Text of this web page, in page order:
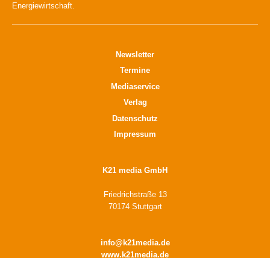
Energiewirtschaft.
Newsletter
Termine
Mediaservice
Verlag
Datenschutz
Impressum
K21 media GmbH
Friedrichstraße 13
70174 Stuttgart
info@k21media.de
www.k21media.de